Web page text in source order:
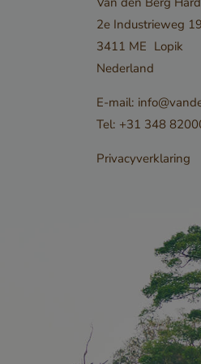
2e Industrieweg 19
3411 ME Lopik
Nederland
E-mail:
Tel: +31 348
Privacyverklaring
hun